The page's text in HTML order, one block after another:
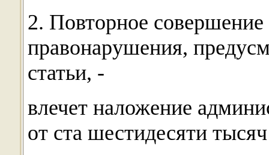
2. Повторное
правонарушения,
статьи, -
влечет наложение
от ста шестидесяти